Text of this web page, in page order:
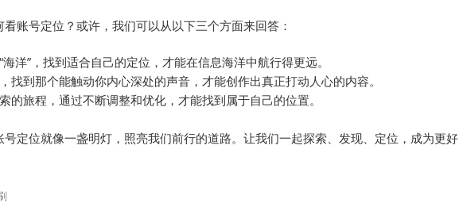
账号定位？或许，我们可以从以下三个方面来回答：
洋”，找到适合自己的定位，才能在信息海洋中航行得更远。
找到那个能触动你内心深处的声音，才能创作出真正打动人心的内容。
的旅程，通过不断调整和优化，才能找到属于自己的位置。
定位就像一盏明灯，照亮我们前行的道路。让我们一起探索、发现、定位，成为更好